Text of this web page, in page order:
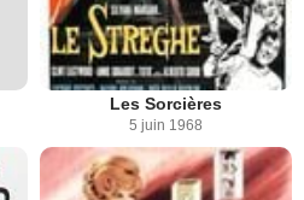
Les Sorcières
5 juin 1968